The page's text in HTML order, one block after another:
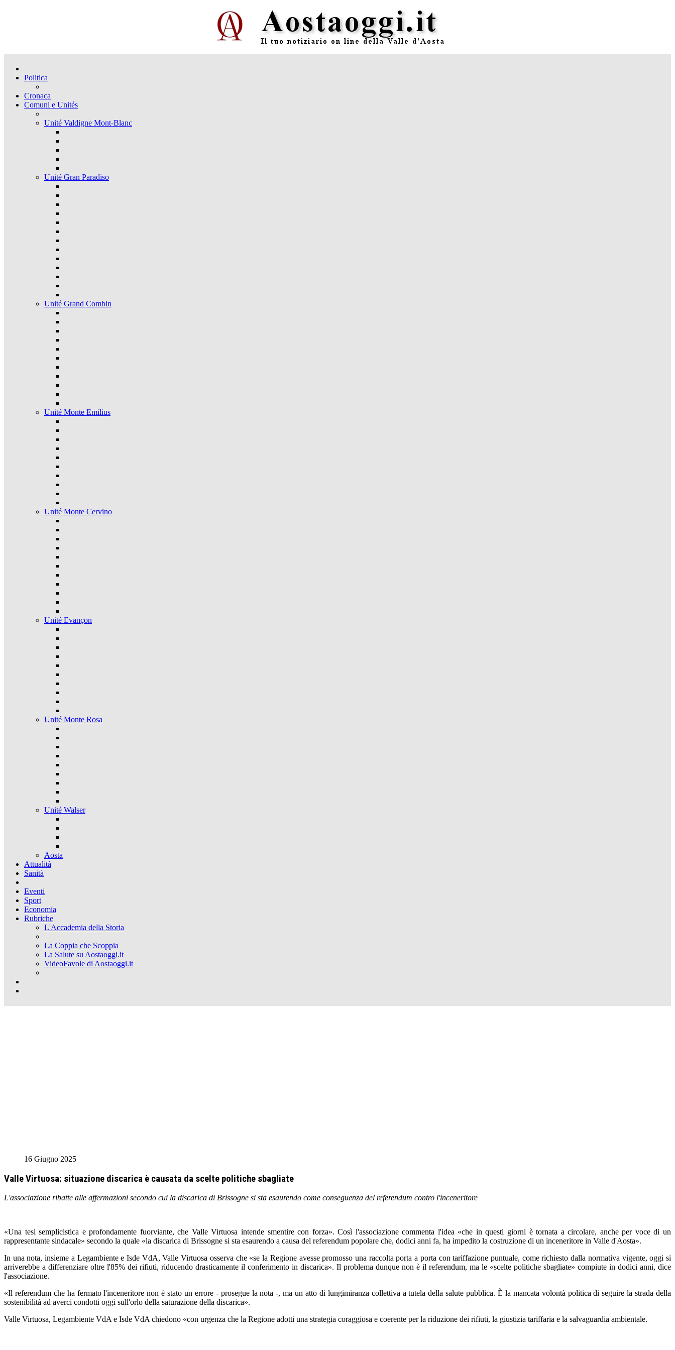
Politica
Cronaca
Comuni e Unités
Unité Valdigne Mont-Blanc
Unité Gran Paradiso
Unité Grand Combin
Unité Monte Emilius
Unité Monte Cervino
Unité Evançon
Unité Monte Rosa
Unité Walser
Aosta
Attualità
Sanità
Eventi
Sport
Economia
Rubriche
L'Accademia della Storia
La Coppia che Scoppia
La Salute su Aostaoggi.it
VideoFavole di Aostaoggi.it
16 Giugno 2025
Valle Virtuosa: situazione discarica è causata da scelte politiche sbagliate
L'associazione ribatte alle affermazioni secondo cui la discarica di Brissogne si sta esaurendo come conseguenza del referendum contro l'inceneritore
«Una tesi semplicistica e profondamente fuorviante, che Valle Virtuosa intende smentire con forza». Così l'associazione commenta l'idea «che in questi giorni è tornata a circolare, anche per voce di un
rappresentante sindacale» secondo la quale «la discarica di Brissogne si sta esaurendo a causa del referendum popolare che, dodici anni fa, ha impedito la costruzione di un inceneritore in Valle d'Aosta».
In una nota, insieme a Legambiente e Isde VdA, Valle Virtuosa osserva che «se la Regione avesse promosso una raccolta porta a porta con tariffazione puntuale, come richiesto dalla normativa vigente, oggi si
arriverebbe a differenziare oltre l'85% dei rifiuti, riducendo drasticamente il conferimento in discarica». Il problema dunque non è il referendum, ma le «scelte politiche sbagliate» compiute in dodici anni, dice
l'associazione.
«Il referendum che ha fermato l'inceneritore non è stato un errore - prosegue la nota -, ma un atto di lungimiranza collettiva a tutela della salute pubblica. È la mancata volontà politica di seguire la strada della
sostenibilità ad averci condotti oggi sull'orlo della saturazione della discarica».
Valle Virtuosa, Legambiente VdA e Isde VdA chiedono «con urgenza che la Regione adotti una strategia coraggiosa e coerente per la riduzione dei rifiuti, la giustizia tariffaria e la salvaguardia ambientale.